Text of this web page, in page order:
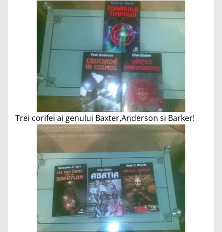
Trei corifei ai genului Baxter,Anderson si Barker!